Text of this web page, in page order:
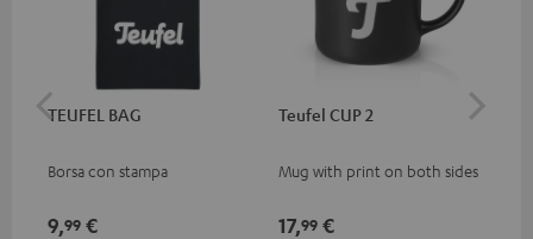
TEUFEL BAG
Borsa con stampa
9,99 €
Teufel CUP 2
Mug with print on both sides
17,99 €